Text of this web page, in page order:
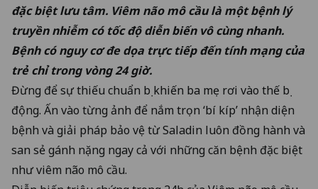
đặc biệt lưu tâm. Viêm não mô cầu là một bệnh lý
truyền nhiễm có tốc độ diễn biến vô cùng nhanh.
Bệnh có nguy cơ đe dọa trực tiếp đến tính mạng của
trẻ chỉ trong vòng 24 giờ.
Đừng để sự thiếu chuẩn bị khiến ba mẹ rơi vào thế bị
động. Ấn vào từng ảnh để nắm trọn ‘bí kíp’ nhận diện
bệnh và giải pháp bảo vệ từ Saladin luôn đồng hành và
san sẻ gánh nặng ngay cả với những căn bệnh đặc biệt
như viêm não mô cầu.